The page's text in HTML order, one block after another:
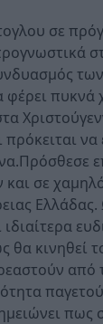
σε
πυκνά
πρόκειται
και σε
θα κινηθεί
από
πως